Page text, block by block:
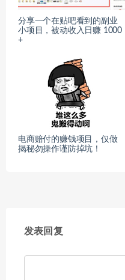
分享一个在贴吧看到的副业
小项目，被动收入日赚 1000
+
电商赔付的赚钱项目，仅做
揭秘勿操作谨防掉坑！
发表回复